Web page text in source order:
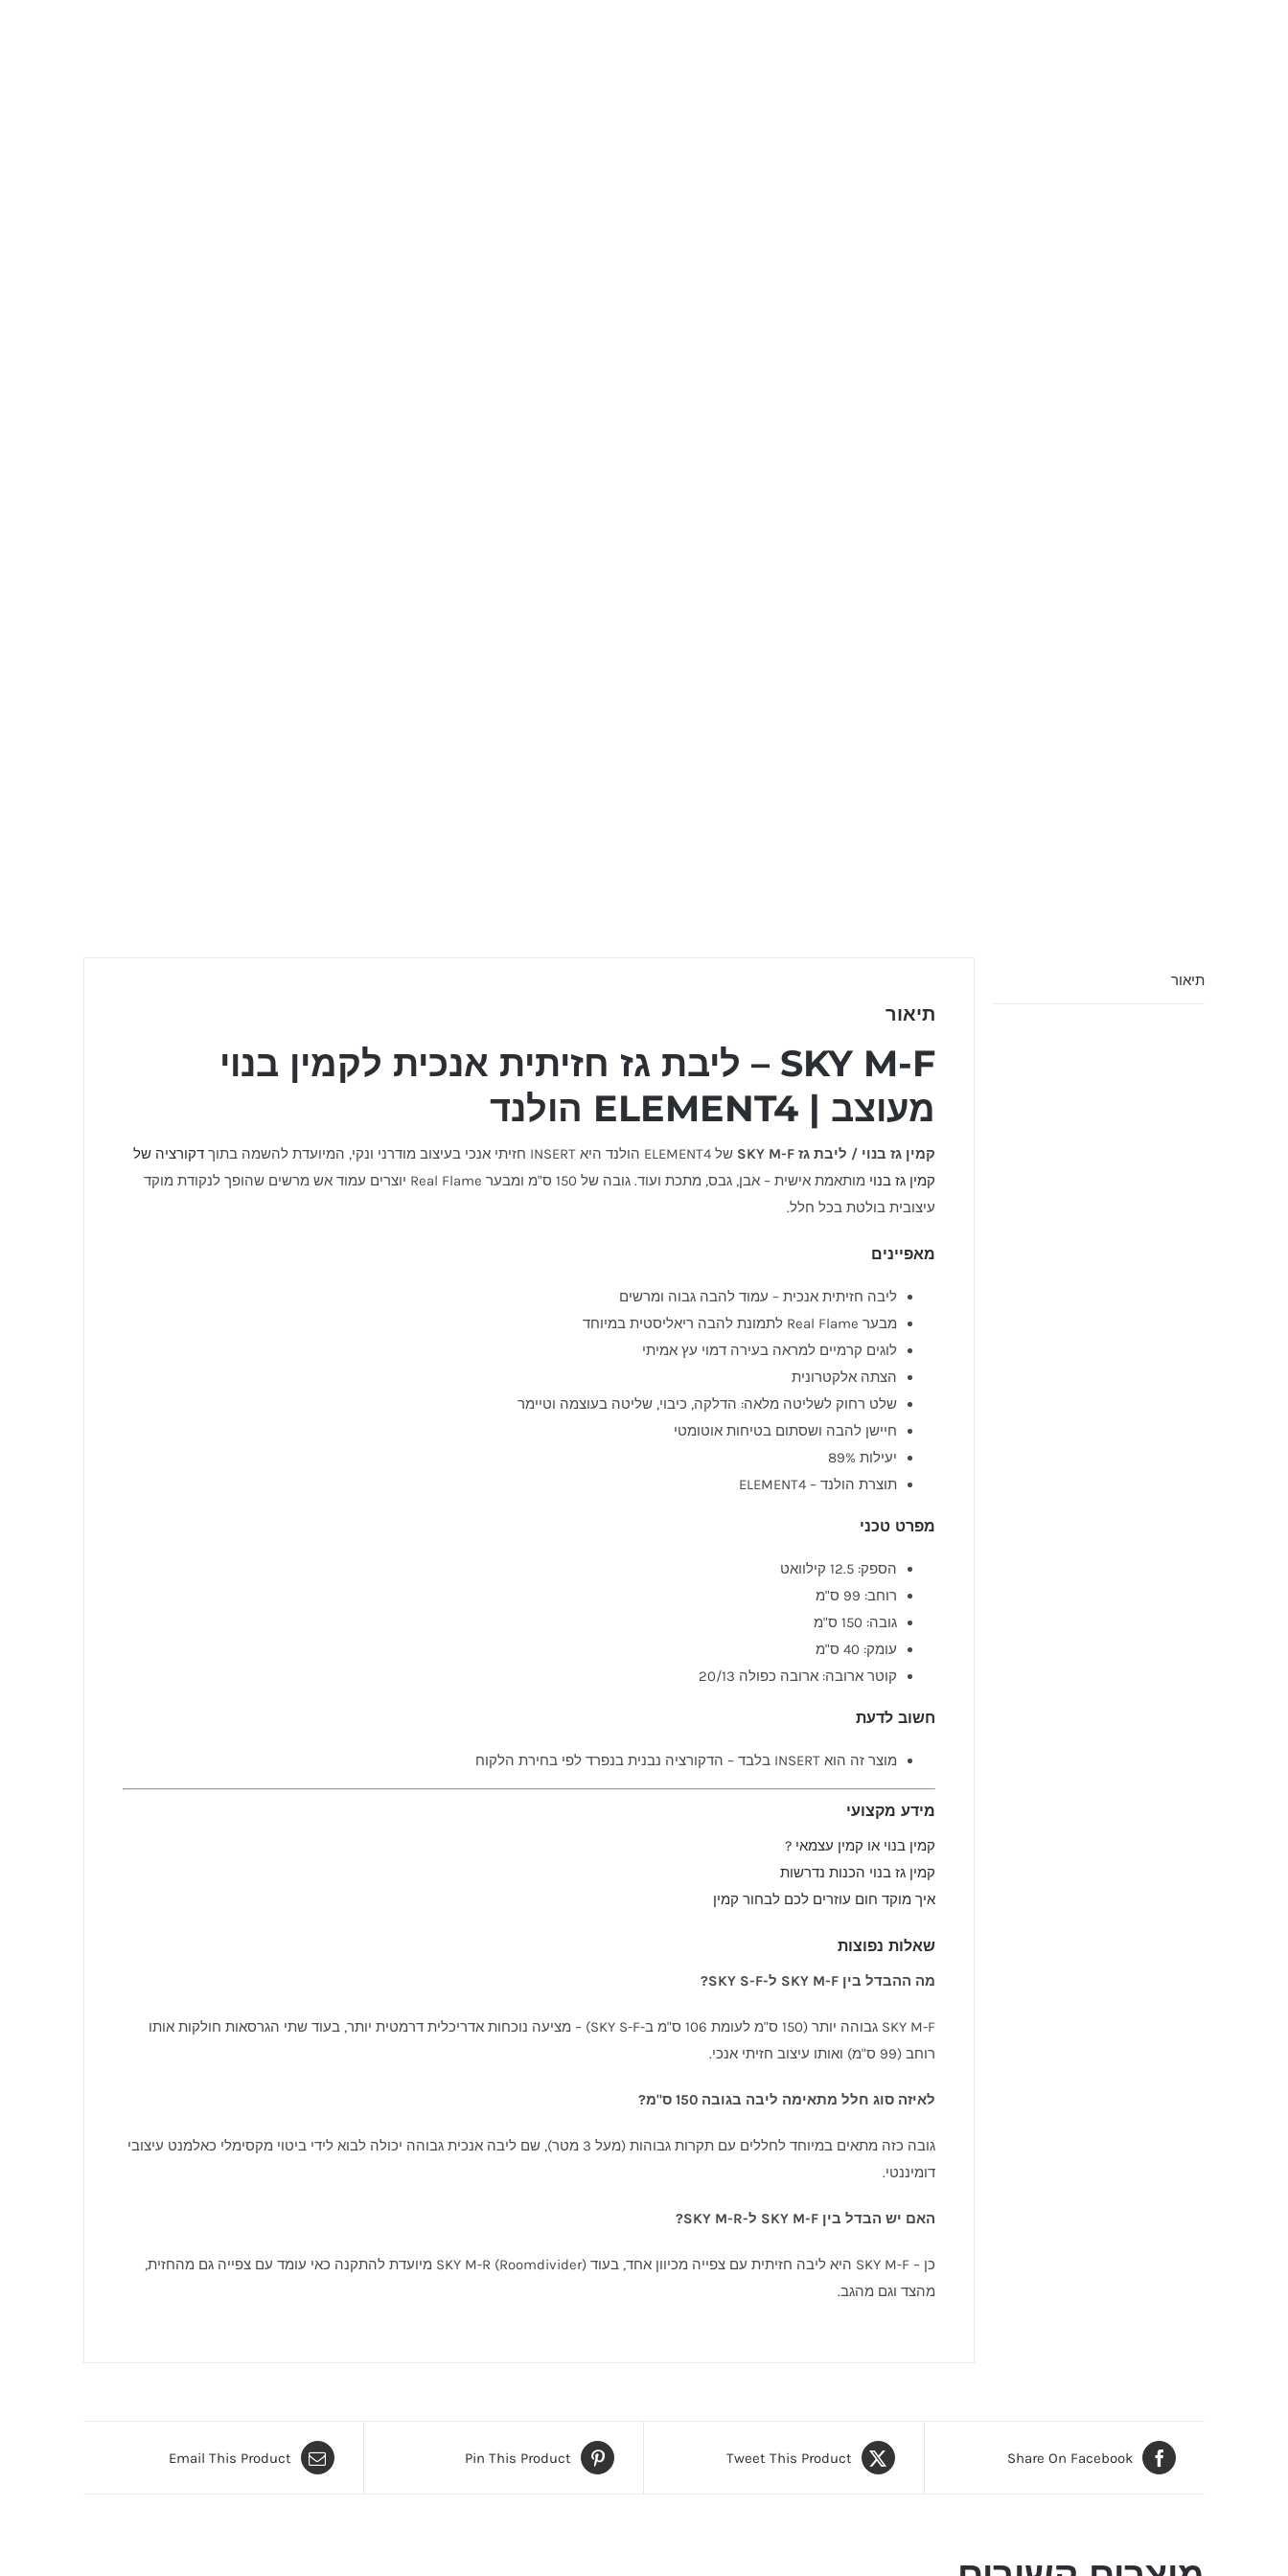
תיאור
תיאור
SKY M-F – ליבת גז חזיתית אנכית לקמין בנוי
מעוצב | ELEMENT4 הולנד
קמין גז בנוי / ליבת גז SKY M-F של ELEMENT4 הולנד היא INSERT חזיתי אנכי בעיצוב מודרני ונקי, המיועדת להשמה בתוך
דקורציה של
קמין גז בנוי
מותאמת אישית – אבן, גבס, מתכת ועוד. גובה של 150 ס"מ ומבער Real Flame יוצרים עמוד אש מרשים שהופך לנקודת מוקד
עיצובית בולטת בכל חלל.
מאפיינים
ליבה חזיתית אנכית – עמוד להבה גבוה ומרשים
מבער Real Flame לתמונת להבה ריאליסטית במיוחד
לוגים קרמיים למראה בעירה דמוי עץ אמיתי
הצתה אלקטרונית
שלט רחוק לשליטה מלאה: הדלקה, כיבוי, שליטה בעוצמה וטיימר
חיישן להבה ושסתום בטיחות אוטומטי
יעילות 89%
תוצרת הולנד – ELEMENT4
מפרט טכני
הספק: 12.5 קילוואט
רוחב: 99 ס"מ
גובה: 150 ס"מ
עומק: 40 ס"מ
קוטר ארובה: ארובה כפולה 20/13
חשוב לדעת
מוצר זה הוא INSERT בלבד – הדקורציה נבנית בנפרד לפי בחירת הלקוח
מידע מקצועי
קמין בנוי או קמין עצמאי ?
קמין גז בנוי הכנות נדרשות
איך מוקד חום עוזרים לכם לבחור קמין
שאלות נפוצות
מה ההבדל בין SKY M-F ל-SKY S-F?
SKY M-F גבוהה יותר (150 ס"מ לעומת 106 ס"מ ב-SKY S-F) – מציעה נוכחות אדריכלית דרמטית יותר, בעוד שתי הגרסאות חולקות אותו
רוחב (99 ס"מ) ואותו עיצוב חזיתי אנכי.
לאיזה סוג חלל מתאימה ליבה בגובה 150 ס"מ?
גובה כזה מתאים במיוחד לחללים עם תקרות גבוהות (מעל 3 מטר), שם ליבה אנכית גבוהה יכולה לבוא לידי ביטוי מקסימלי כאלמנט עיצובי
דומיננטי.
האם יש הבדל בין SKY M-F ל-SKY M-R?
כן – SKY M-F היא ליבה חזיתית עם צפייה מכיוון אחד, בעוד SKY M-R (Roomdivider) מיועדת להתקנה כאי עומד עם צפייה גם מהחזית,
מהצד וגם מהגב.
Share On Facebook
Tweet This Product
Pin This Product
Email This Product